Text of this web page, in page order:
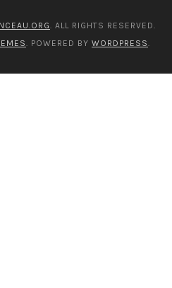
. ALL RIGHTS RESERVED.
. POWERED BY WORDPRESS.